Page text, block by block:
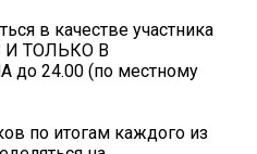
в качестве участника
И ТОЛЬКО В
24.00 (по местному
по итогам каждого из